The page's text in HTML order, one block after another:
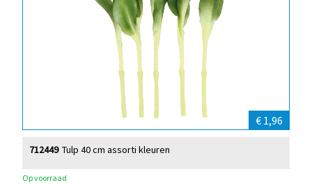
€ 1,96
Tulp 40 cm assorti kleuren
712449
Op voorraad